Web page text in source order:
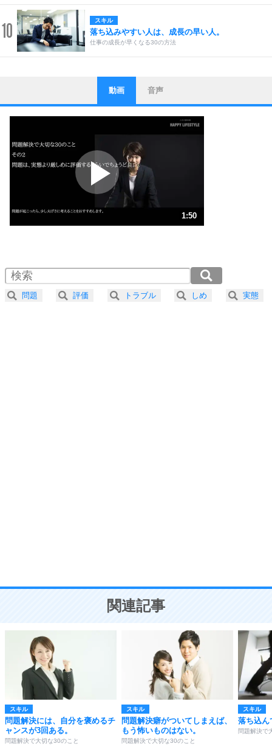
10 スキル
落ち込みやすい人は、成長の早い人。
仕事の成長が早くなる30の方法
1
ストレス対策
他人と比べない。
いっそのこと、他人を見ない。
いらいらしない人になる30の方法
プラス思考
ポジティブになれない原因は、行動しないから。
ポジティブ思考になる30の方法
ストレス対策
人生、なんとかなるもの。
気楽に生きる30の方法
4 器の大きい人は、怒りを優しさで表現する。
プラス思考
ことが大切。
動画 音声
1:50
2.0倍速 （216KB 55秒）
2.5倍速 （173KB 44秒）
3.0倍速 （145KB 36秒）
問題 評価 トラブル しめ 実態
関連記事
スキル
問題解決には、自分を褒めるチ
ャンスが3回ある。
問題解決で大切な30のこと
スキル
問題解決癖がついてしまえば、
もう怖いものはない。
問題解決で大切な30のこと
スキル
落ち込ん
問題解決で